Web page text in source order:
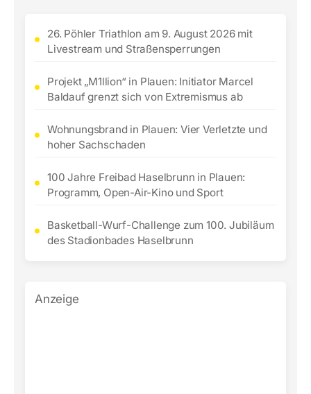
26. Pöhler Triathlon am 9. August 2026 mit
Livestream und Straßensperrungen
Projekt „M1llion“ in Plauen: Initiator Marcel
Baldauf grenzt sich von Extremismus ab
Wohnungsbrand in Plauen: Vier Verletzte und
hoher Sachschaden
100 Jahre Freibad Haselbrunn in Plauen:
Programm, Open-Air-Kino und Sport
Basketball-Wurf-Challenge zum 100. Jubiläum
des Stadionbades Haselbrunn
Anzeige